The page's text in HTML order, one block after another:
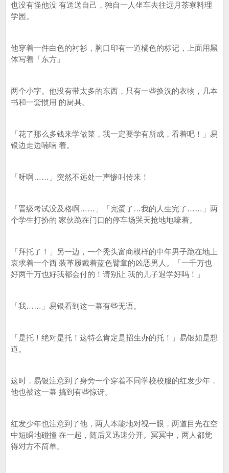
也没有怪他没 有送送自己，独自一人坐车去往远月茶寮料理
学园。
他穿着一件白色的衬衫，胸口印有一道橘色的标记，上面用黑
体写着「东方」
两个小字。他没有带太多的东西，只有一些换洗的衣物，几本
书和一套惯用 的厨具。
「花了那么多钱来学做菜，我一定要学有所成，看着吧！」易
银边走边喃喃 着。
「呀啊……」突然不远处一声惨叫传来！
「晋级考试没及格啊……」「完蛋了…我的人生完了……」两
个学生打扮的 家伙跪在门口的停车场哭天抢地地嚎着。
「拜托了！」另一边，一个秃头富商模样的中年男子跪在地上
哀求着一个西 装革履戴着蓝色臂章的凶恶男人。「一千万也
好两千万也好我都会付的！请别让 我的儿子退学好吗！」
「我……」易银看到这一幕有些无语。
「是托！绝对是托！这特么肯定是招生办的托！」易银如是想
道。
这时，易银注意到了身旁一个穿着不同学校校服的红发少年，
他也被这一幕 搞到有些惊讶。
红发少年也注意到了他，两人本能地对视一眼，两道目光在空
中短瞬地碰撞 在一起，随后又迅速分开。冥冥中，两人都觉
得对方不简单。